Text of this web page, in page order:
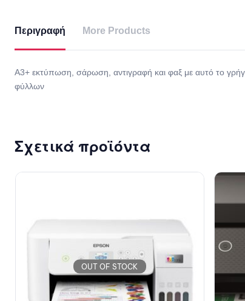
Περιγραφή More Products
A3+ εκτύπωση, σάρωση, αντιγραφή και φαξ με αυτό το
φύλλων
Σχετικά προϊόντα
OUT OF STOCK